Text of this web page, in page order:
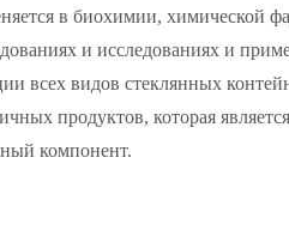
в биохимии, химической
и исследованиях и
всех видов стеклянных
продуктов, которая
компонент.